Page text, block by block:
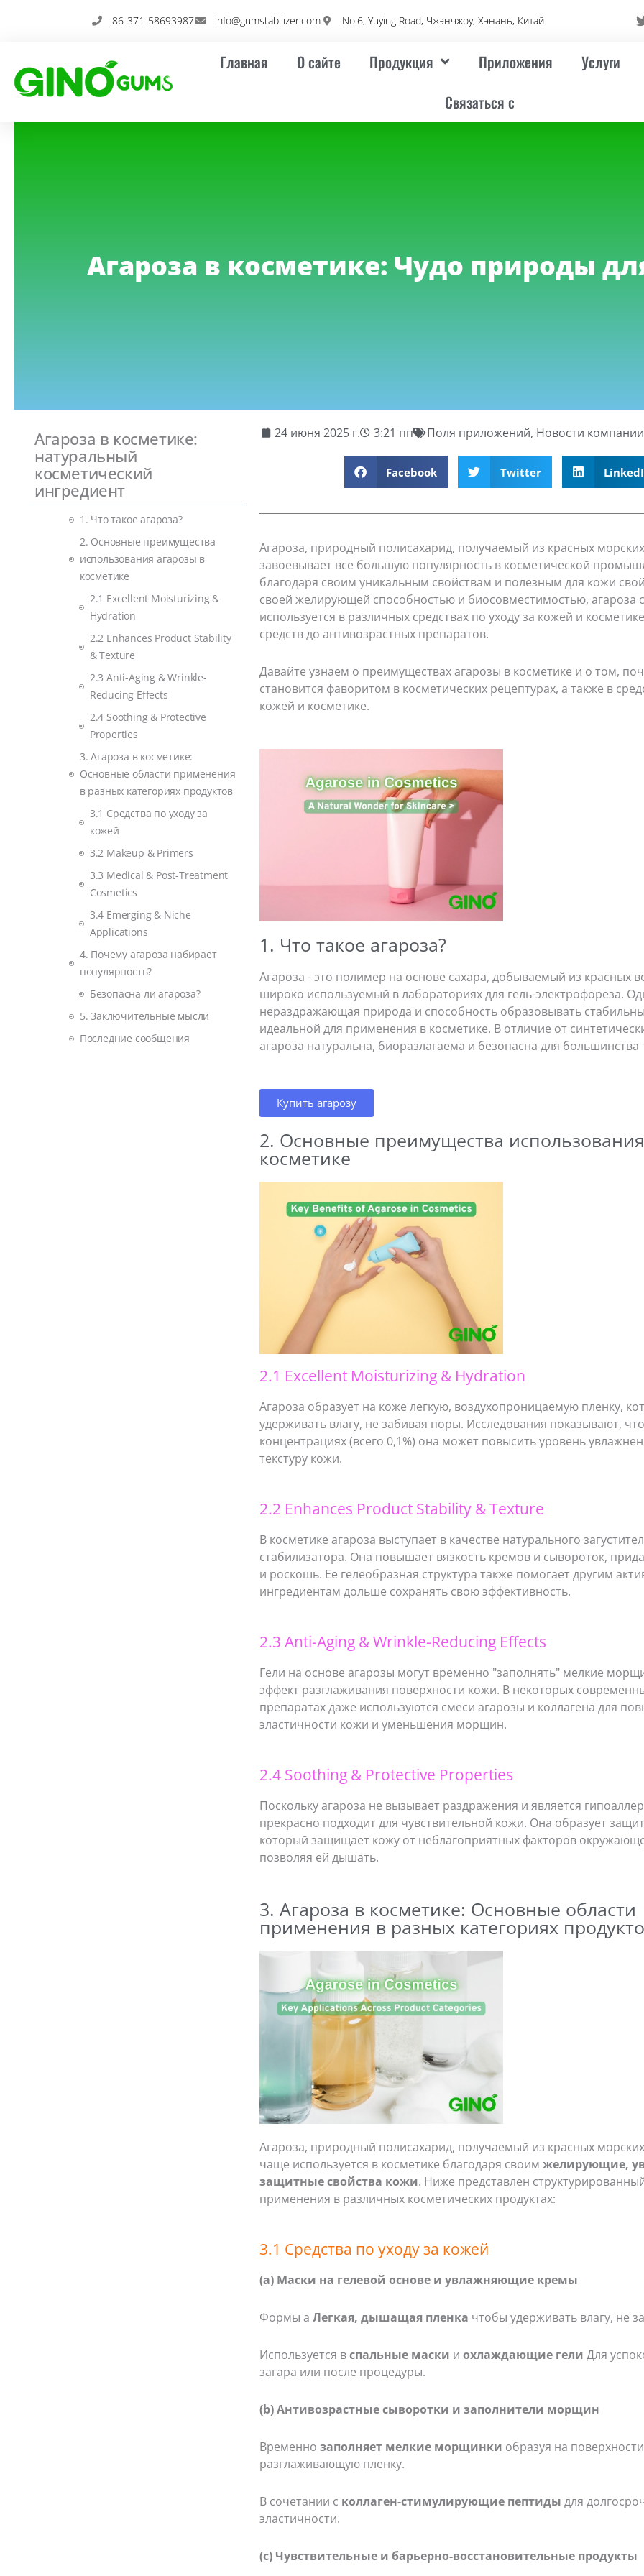
86-371-58693987 info@gumstabilizer.com No.6, Yuying Road, Чжэнчжоу, Хэнань, Китай
Главная О сайте Продукция Приложения Услуги
Связаться с
Агароза в косметике: Чудо природы
Агароза в косметике:
натуральный
косметический
ингредиент
1. Что такое агароза?
2. Основные преимущества
использования агарозы в
косметике
2.1 Excellent Moisturizing &
Hydration
2.2 Enhances Product Stability
& Texture
2.3 Anti-Aging & Wrinkle-
Reducing Effects
2.4 Soothing & Protective
Properties
3. Агароза в косметике:
Основные области применения
в разных категориях продуктов
3.1 Средства по уходу за
кожей
3.2 Makeup & Primers
3.3 Medical & Post-Treatment
Cosmetics
3.4 Emerging & Niche
Applications
4. Почему агароза набирает
популярность?
Безопасна ли агароза?
5. Заключительные мысли
Последние сообщения
24 июня 2025 г. 3:21 пп Поля приложений, Новости компании
Facebook Twitter
Агароза, природный полисахарид, получаемый из красных
завоевывает все большую популярность в косметической
благодаря своим уникальным свойствам и полезным для кожи
своей желирующей способностью и биосовместимостью, агароза
используется в различных средствах по уходу за кожей и
средств до антивозрастных препаратов.
Давайте узнаем о преимуществах агарозы в косметике и о том,
становится фаворитом в косметических рецептурах, а также в
кожей и косметике.
1. Что такое агароза?
Агароза - это полимер на основе сахара, добываемый из красных
широко используемый в лабораториях для гель-электрофореза.
нераздражающая природа и способность образовывать
идеальной для применения в косметике. В отличие от
агароза натуральна, биоразлагаема и безопасна для
Купить агарозу
2. Основные преимущества
косметике
2.1 Excellent Moisturizing & Hydration
Агароза образует на коже легкую, воздухопроницаемую пленку,
удерживать влагу, не забивая поры. Исследования показывают,
концентрациях (всего 0,1%) она может повысить уровень
текстуру кожи.
2.2 Enhances Product Stability & Texture
В косметике агароза выступает в качестве натурального
стабилизатора. Она повышает вязкость кремов и сывороток,
и роскошь. Ее гелеобразная структура также помогает другим
ингредиентам дольше сохранять свою эффективность.
2.3 Anti-Aging & Wrinkle-Reducing Effects
Гели на основе агарозы могут временно "заполнять" мелкие
эффект разглаживания поверхности кожи. В некоторых
препаратах даже используются смеси агарозы и коллагена для
эластичности кожи и уменьшения морщин.
2.4 Soothing & Protective Properties
Поскольку агароза не вызывает раздражения и является
прекрасно подходит для чувствительной кожи. Она образует
который защищает кожу от неблагоприятных факторов
позволяя ей дышать.
3. Агароза в косметике: Основные области
применения в разных категориях
Агароза, природный полисахарид, получаемый из красных
чаще используется в косметике благодаря своим желирующие,
защитные свойства кожи. Ниже представлен
применения в различных косметических продуктах:
3.1 Средства по уходу за кожей
(a) Маски на гелевой основе и увлажняющие кремы
Формы а Легкая, дышащая пленка чтобы удерживать влагу, не
Используется вспальные маски и охлаждающие гели Для
загара или после процедуры.
(b) Антивозрастные сыворотки и заполнители морщин
Временно заполняет мелкие морщинки образуя на
разглаживающую пленку.
В сочетании с коллаген-стимулирующие пептиды для
эластичности.
(c) Чувствительные и барьерно-восстановительные продукты